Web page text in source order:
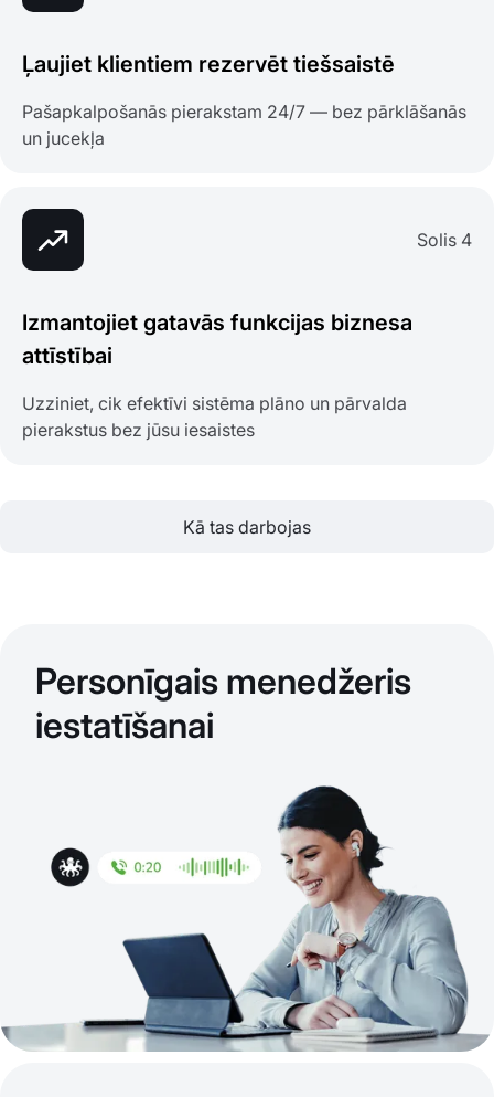
Ļaujiet klientiem rezervēt tiešsaistē
Pašapkalpošanās pierakstam 24/7 — bez pārklāšanās
un jucekļa
Solis 4
Izmantojiet gatavās funkcijas biznesa
attīstībai
Uzziniet, cik efektīvi sistēma plāno un pārvalda
pierakstus bez jūsu iesaistes
Kā tas darbojas
Personīgais menedžeris
iestatīšanai